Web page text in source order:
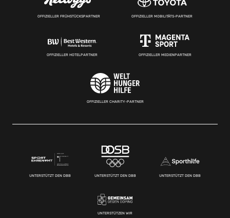
OFFIZIELLER FRÜHSTÜCKSPARTNER OFFIZIELLER MOBILITÄTS-PARTNER
OFFIZIELLER HOTELPARTNER OFFIZIELLER MEDIENPARTNER
OFFIZIELLER CHARITY-PARTNER
UNTERSTÜTZT DEN DBB UNTERSTÜTZT DEN DBB UNTERSTÜTZT DEN DBB
UNTERSTÜTZEN WIR